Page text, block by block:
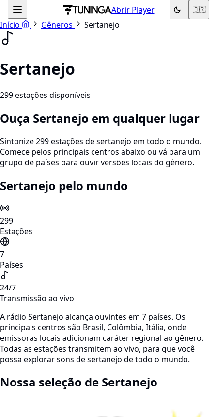
Abrir Player 🇧🇷
Início Gêneros Sertanejo
Sertanejo
299 estações disponíveis
Ouça Sertanejo em qualquer lugar
Sintonize 299 estações de sertanejo em todo o mundo.
Comece pelos principais centros abaixo ou vá para um
grupo de países para ouvir versões locais do gênero.
Sertanejo pelo mundo
299
Estações
7
Países
24/7
Transmissão ao vivo
A rádio Sertanejo alcança ouvintes em 7 países. Os
principais centros são Brasil, Colômbia, Itália, onde
emissoras locais adicionam caráter regional ao gênero.
Todas as estações transmitem ao vivo, para que você
possa explorar sons de sertanejo de todo o mundo.
Nossa seleção de Sertanejo